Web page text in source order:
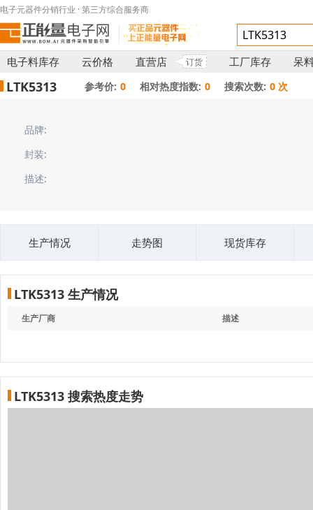
电子元器件分销行业 · 第三方综合服务商
电子料库存 云价格 直营店 订货 工厂库存 呆
LTK5313 参考价: 0 相对热度指数: 0 搜索次数: 0 次
品牌:
封装:
描述:
生产情况 走势图 现货库存
LTK5313 生产情况
生产厂商 描述
LTK5313 搜索热度走势